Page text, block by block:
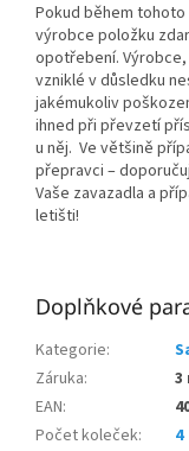
Pokud během
výrobce položku
opotřebení.
vzniklé v důsledku
jakémukoliv
ihned při převzetí
u něj. Ve většině
přepravci –
Vaše zavazadla a
letišti!
Doplňkové
Kategorie:
Záruka:
3
EAN:
Počet koleček:
4